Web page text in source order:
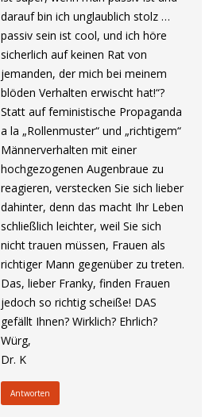
darauf bin ich unglaublich stolz …
passiv sein ist cool, und ich höre
sicherlich auf keinen Rat von
jemanden, der mich bei meinem
blöden Verhalten erwischt hat!“?
Statt auf feministische Propaganda
a la „Rollenmuster“ und „richtigem“
Männerverhalten mit einer
hochgezogenen Augenbraue zu
reagieren, verstecken Sie sich lieber
dahinter, denn das macht Ihr Leben
schließlich leichter, weil Sie sich
nicht trauen müssen, Frauen als
richtiger Mann gegenüber zu treten.
Das, lieber Franky, finden Frauen
jedoch so richtig scheiße! DAS
gefällt Ihnen? Wirklich? Ehrlich?
Würg,
Dr. K
Antworten